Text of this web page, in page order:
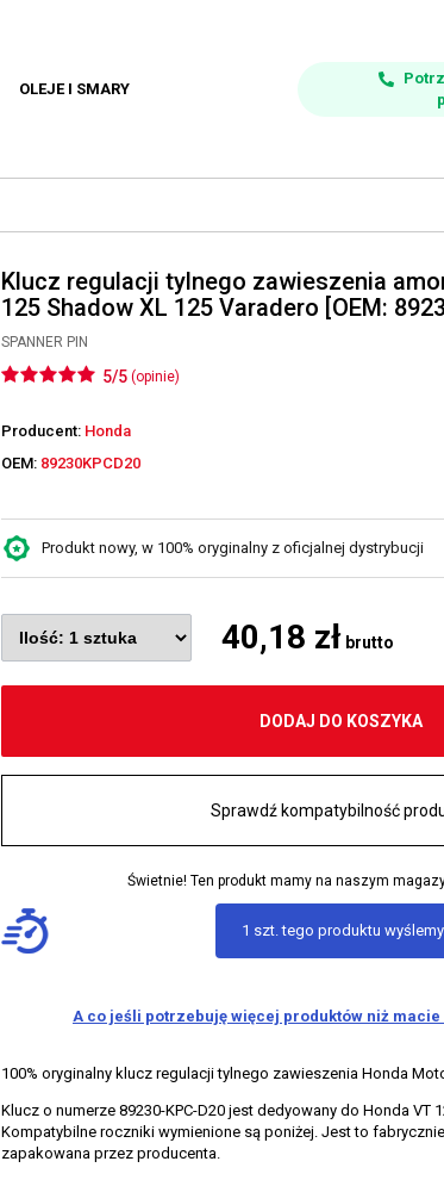
OLEJE I SMARY
Klucz regulacji tylnego zawieszenia
125 Shadow XL 125 Varadero [OEM:
SPANNER PIN
5/5 (opinie)
Producent: Honda
OEM: 89230KPCD20
Produkt nowy, w 100% oryginalny z oficjalnej dystrybucji
40,18 zł brutto
DODAJ DO KOSZYKA
Sprawdź kompatybilność
Świetnie! Ten produkt mamy na naszym
1 szt. tego produktu
A co jeśli potrzebuję więcej produktów niż
100% oryginalny klucz regulacji tylnego zawieszenia Honda
Klucz o numerze 89230-KPC-D20 jest dedyowany do Honda VT
Kompatybilne roczniki wymienione są poniżej. Jest to
zapakowana przez producenta.